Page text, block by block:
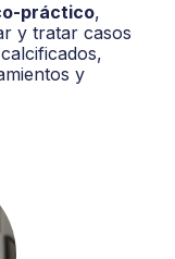
práctico,
y tratar casos
y